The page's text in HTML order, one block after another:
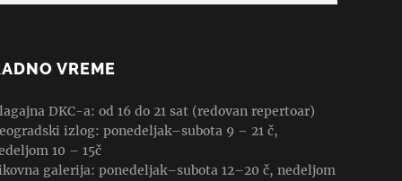
VREME
DKC-a: od 16 do 21 sat (redovan repertoar)
izlog: ponedeljak–subota 9 – 21 č,
10 – 15č
galerija: ponedeljak–subota 12–20 č, nedeljom